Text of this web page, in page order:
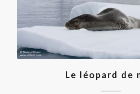
Le léopard de